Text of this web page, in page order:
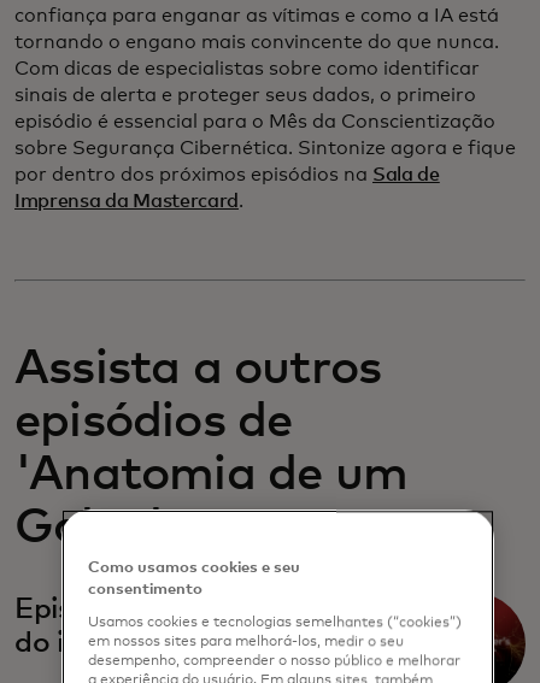
confiança para enganar as vítimas e como a IA está
tornando o engano mais convincente do que nunca.
Com dicas de especialistas sobre como identificar
sinais de alerta e proteger seus dados, o primeiro
episódio é essencial para o Mês da Conscientização
sobre Segurança Cibernética. Sintonize agora e fique
por dentro dos próximos episódios na Sala de
Imprensa da Mastercard .
Assista a outros
episódios de
'Anatomia de um
Golpe'
Episódio dois: O manual
do impostor
Como usamos cookies e seu
consentimento
Usamos cookies e tecnologias semelhantes (“cookies”)
em nossos sites para melhorá-los, medir o seu
desempenho, compreender o nosso público e melhorar